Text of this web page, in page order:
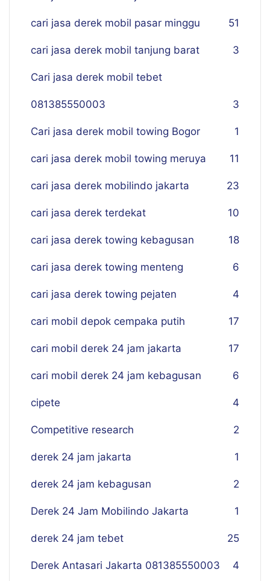
cari jasa derek mobil pasar minggu 51
cari jasa derek mobil tanjung barat 3
Cari jasa derek mobil tebet
081385550003 3
Cari jasa derek mobil towing Bogor 1
cari jasa derek mobil towing meruya 11
cari jasa derek mobilindo jakarta 23
cari jasa derek terdekat 10
cari jasa derek towing kebagusan 18
cari jasa derek towing menteng 6
cari jasa derek towing pejaten 4
cari mobil depok cempaka putih 17
cari mobil derek 24 jam jakarta 17
cari mobil derek 24 jam kebagusan 6
cipete 4
Competitive research 2
derek 24 jam jakarta 1
derek 24 jam kebagusan 2
Derek 24 Jam Mobilindo Jakarta 1
derek 24 jam tebet 25
Derek Antasari Jakarta 081385550003 4